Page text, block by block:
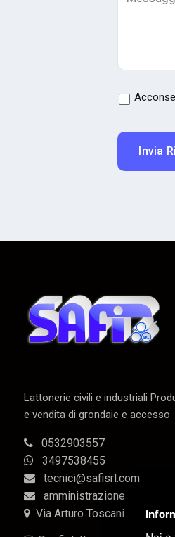
Invia
Lattonerie civili e industriali
e vendita di grondaie e accesso
0532903557
3497538455
tecnici@safisrl.com
Via Arturo Toscanini 21